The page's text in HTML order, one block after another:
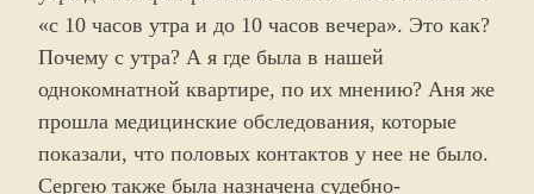
«с 10 часов утра и до 10 часов вечера». Это как?
Почему с утра? А я где была в нашей
однокомнатной квартире, по их мнению? Аня же
прошла медицинские обследования, которые
показали, что половых контактов у нее не было.
Сергею также была назначена судебно-